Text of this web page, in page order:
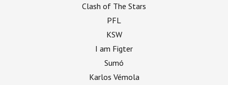
Clash of The Stars
PFL
KSW
I am Figter
Sumó
Karlos Vémola